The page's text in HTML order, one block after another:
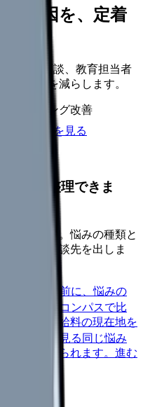
う原因を、定着
3ヶ月面談、教育担当者
の再発を減らします。
ボーディング改善
ービス詳細を見る
インか整理できま
丈夫です。悩みの種類と
記事と相談先を出しま
べきか迷う前に、悩みの
給料コンパスで比
ら、今の給料の現在地を
板で本音を見る 同じ悩み
か確かめられます。 進む